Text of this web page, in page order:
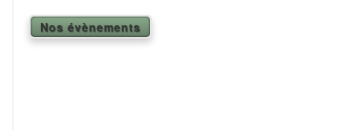
Yoga
L’état optimal
Nos évènements